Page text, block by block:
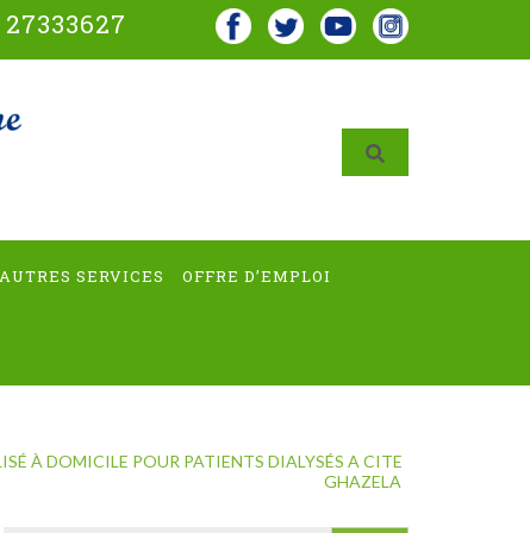
27333627
AUTRES SERVICES OFFRE D’EMPLOI
À DOMICILE POUR PATIENTS DIALYSÉS A CITE
GHAZELA